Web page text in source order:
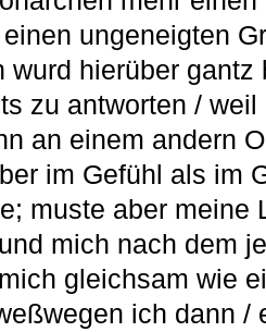
ungeneigten
wurd hierüber gantz
zu antworten /
an einem andern
im Gefühl als im
muste aber meine
mich nach dem
gleichsam wie
ich dann /